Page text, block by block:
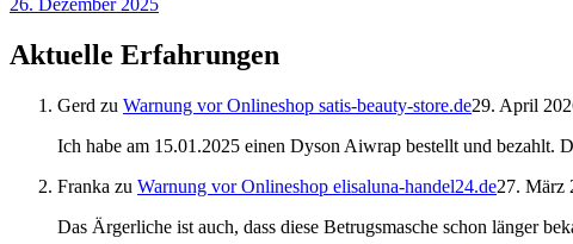
Aktuelle Erfahrungen
Gerd zu Warnung vor Onlineshop satis-beauty-store.de29. April
Ich habe am 15.01.2025 einen Dyson Aiwrap bestellt und bezahlt.
Franka zu Warnung vor Onlineshop elisaluna-handel24.de27. März
Das Ärgerliche ist auch, dass diese Betrugsmasche schon länger